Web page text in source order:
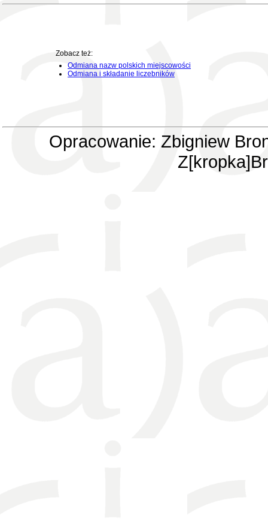
Zobacz też:
Odmiana nazw polskich miejscowości
Odmiana i składanie liczebników
Opracowanie: Zbigniew